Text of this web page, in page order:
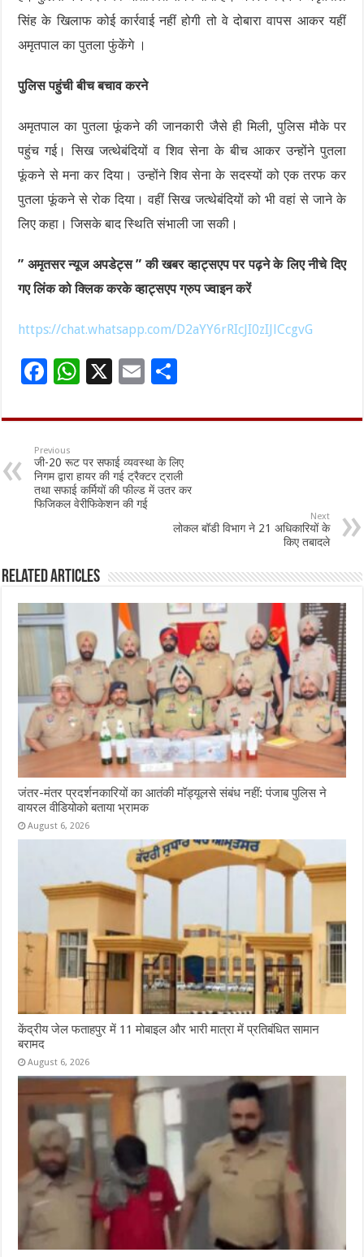
सिंह के खिलाफ कोई कार्रवाई नहीं होगी तो वे दोबारा वापस आकर यहीं
अमृतपाल का पुतला फुंकेंगे ।
पुलिस पहुंची बीच बचाव करने
अमृतपाल का पुतला फूंकने की जानकारी जैसे ही मिली, पुलिस मौके पर
पहुंच गई। सिख जत्थेबंदियों व शिव सेना के बीच आकर उन्होंने पुतला
फूंकने से मना कर दिया। उन्होंने शिव सेना के सदस्यों को एक तरफ कर
पुतला फूंकने से रोक दिया। वहीं सिख जत्थेबंदियों को भी वहां से जाने के
लिए कहा। जिसके बाद स्थिति संभाली जा सकी।
” अमृतसर न्यूज अपडेट्स ” की खबर व्हाट्सएप पर पढ़ने के लिए नीचे दिए
गए लिंक को क्लिक करके व्हाट्सएप ग्रुप ज्वाइन करें
https://chat.whatsapp.com/D2aYY6rRIcJI0zIJlCcgvG
F
e
b
o
o
W
at
p
p
X
E
ai ar
Previous
जी-20 रूट पर सफाई व्यवस्था के लिए
निगम द्वारा हायर की गई ट्रैक्टर ट्राली
तथा सफाई कर्मियों की फील्ड में उतर कर
फिजिकल वेरीफिकेशन की गई
Next
लोकल बॉडी विभाग ने 21 अधिकारियों के
किए तबादले
Related Articles
जंतर-मंतर प्रदर्शनकारियों का आतंकी मॉड्यूलसे संबंध नहीं: पंजाब पुलिस ने
वायरल वीडियोको बताया भ्रामक
August 6, 2026
केंद्रीय जेल फताहपुर में 11 मोबाइल और भारी मात्रा में प्रतिबंधित सामान
बरामद
August 6, 2026